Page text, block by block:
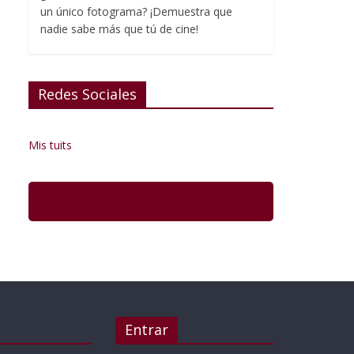
un único fotograma? ¡Demuestra que
nadie sabe más que tú de cine!
Redes Sociales
Mis tuits
Entrar